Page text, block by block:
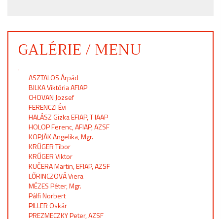
GALÉRIE / MENU
.
ASZTALOS Árpád
BILKA Viktória AFIAP
CHOVAN Jozsef
FERENCZI Évi
HALÁSZ Gizka EFIAP, T IAAP
HOLOP Ferenc, AFIAP, AZSF
KOPJÁK Angelika, Mgr.
KRŰGER Tibor
KRŰGER Viktor
KUČERA Martin, EFIAP, AZSF
LŐRINCZOVÁ Viera
MÉZES Péter, Mgr.
Pálfi Norbert
PILLER Oskár
PREZMECZKY Peter, AZSF